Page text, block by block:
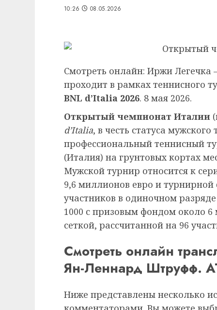
10:26 08.05.2026
Смотреть онлайн: Иржи
проходит в рамках теннисного
BNL d’Italia 2026. 8 мая 2026.
Открытый чемпионат Италии
d’Italia, в честь статуса
профессиональный теннисный
(Италия) на грунтовых кортах
Мужской турнир относится к
9,6 миллионов евро и турнирной
участников в одиночном
1000 с призовым фондом около
сеткой, рассчитанной на 96
Смотреть онлайн
Ян-Леннард Штруфф.
Ниже представлены несколько